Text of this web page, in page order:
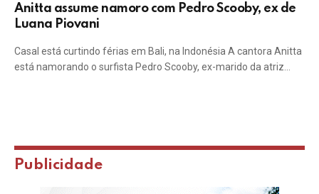
Anitta assume namoro com Pedro Scooby, ex de
Luana Piovani
Casal está curtindo férias em Bali, na Indonésia A cantora Anitta
está namorando o surfista Pedro Scooby, ex-marido da atriz…
Publicidade